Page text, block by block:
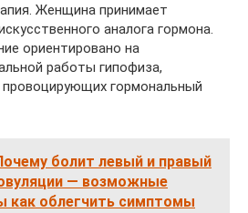
Женщина принимает
аналога гормона.
ориентировано на
работы гипофиза,
провоцирующих гормональный
болит левый и правый
— возможные
как облегчить симптомы